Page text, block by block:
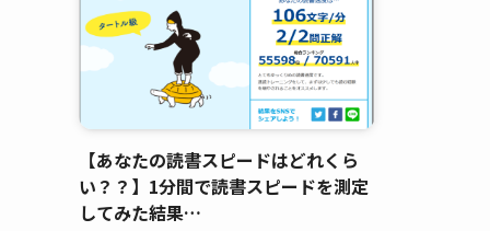
【あなたの読書スピードはどれくら
い？？】1分間で読書スピードを測定
してみた結果…